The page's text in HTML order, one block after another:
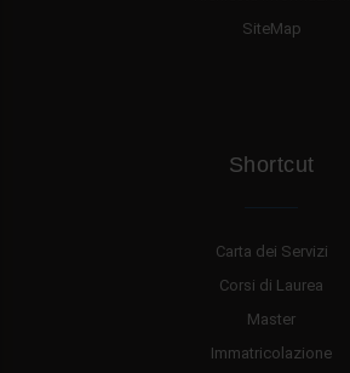
SiteMap
Shortcut
Carta dei Servizi
Corsi di Laurea
Master
Immatricolazione